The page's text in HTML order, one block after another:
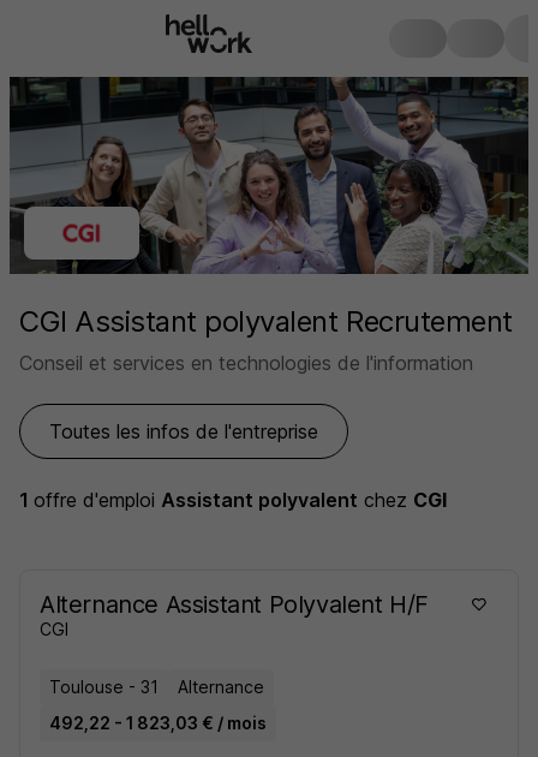
CGI Assistant polyvalent Recrutement
Conseil et services en technologies de l'information
Toutes les infos de l'entreprise
1 offre d'emploi Assistant polyvalent chez CGI
Alternance Assistant Polyvalent H/F
CGI
Toulouse - 31
Alternance
492,22 - 1 823,03 € / mois